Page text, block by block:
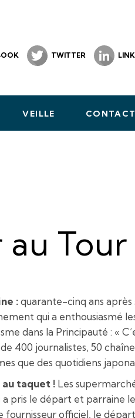
TWITTER
VEILLE CONTACT
Tour
:quarante-cinq ans après
qui a enthousiasmé
dans la Principauté : «
400 journalistes, 50
que des quotidiens
au taquet ! Les
pris le départ et parraine
officiel, le